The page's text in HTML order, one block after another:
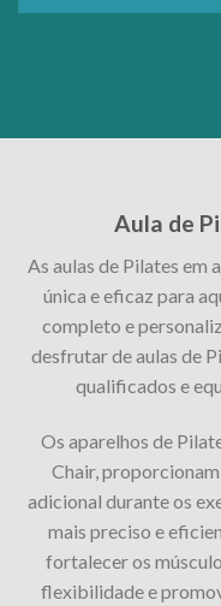
Aula de
As aulas de Pilates em
única e eficaz para
completo e
desfrutar de aulas de
qualificados e
Os aparelhos de
Chair,
adicional durante os
mais preciso e
fortalecer os
flexibilidade e